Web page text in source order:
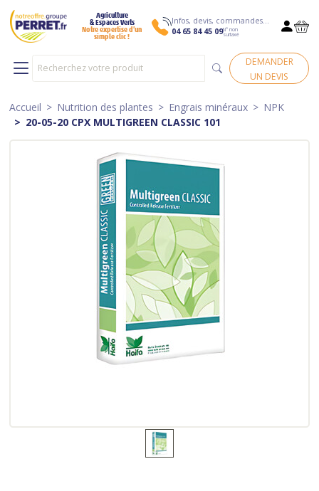
Agriculture
& Espaces Verts
Notre expertise d’un
simple clic !
Infos, devis, commandes…
04 65 84 45 09N° non
surtaxé
DEMANDER
UN DEVIS
Accueil Nutrition des plantes Engrais minéraux
NPK
20-05-20 CPX MULTIGREEN CLASSIC 101